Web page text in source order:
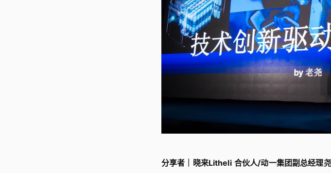
分享者｜晓来Litheli 合伙人/动一集团副总经理